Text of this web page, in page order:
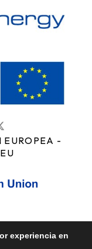
EUROPEA -
legal·Política de
experiencia en